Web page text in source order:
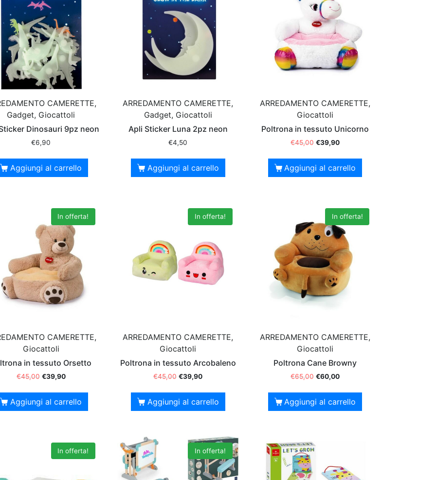
CAMERETTE,
Gadget, Giocattoli
Dinosauri 9pz neon
€6,90
Aggiungi al carrello
ARREDAMENTO CAMERETTE,
Gadget, Giocattoli
Apli Sticker Luna 2pz neon
€4,50
Aggiungi al carrello
ARREDAMENTO CAMERETTE,
Giocattoli
Poltrona in tessuto Unicorno
€45,00 €39,90
Aggiungi al carrello
In offerta!
CAMERETTE,
Giocattoli
in tessuto Orsetto
€45,00 €39,90
Aggiungi al carrello
In offerta!
ARREDAMENTO CAMERETTE,
Giocattoli
Poltrona in tessuto Arcobaleno
€45,00 €39,90
Aggiungi al carrello
In offerta!
ARREDAMENTO CAMERETTE,
Giocattoli
Poltrona Cane Browny
€65,00 €60,00
Aggiungi al carrello
In offerta! In offerta!